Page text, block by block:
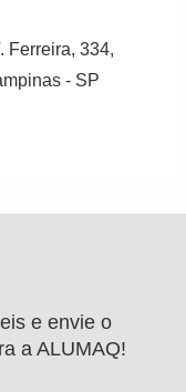
Ferreira, 334,
- SP
e envie o
a ALUMAQ!